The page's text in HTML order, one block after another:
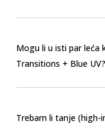
Mogu li u isti par leća
Transitions + Blue UV?
Trebam li tanje (high-